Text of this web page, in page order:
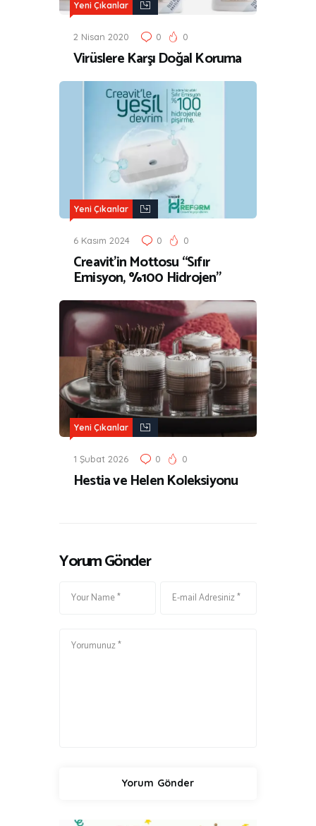
Yeni Çıkanlar
2 Nisan 2020 0 0
Virüslere Karşı Doğal Koruma
Yeni Çıkanlar
6 Kasım 2024 0 0
Creavit’in Mottosu “Sıfır
Emisyon, %100 Hidrojen”
Yeni Çıkanlar
1 Şubat 2026 0 0
Hestia ve Helen Koleksiyonu
Yorum Gönder